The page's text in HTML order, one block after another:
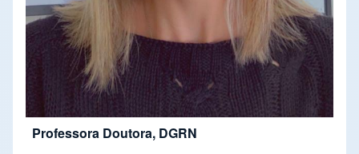
Professora Doutora, DGRN